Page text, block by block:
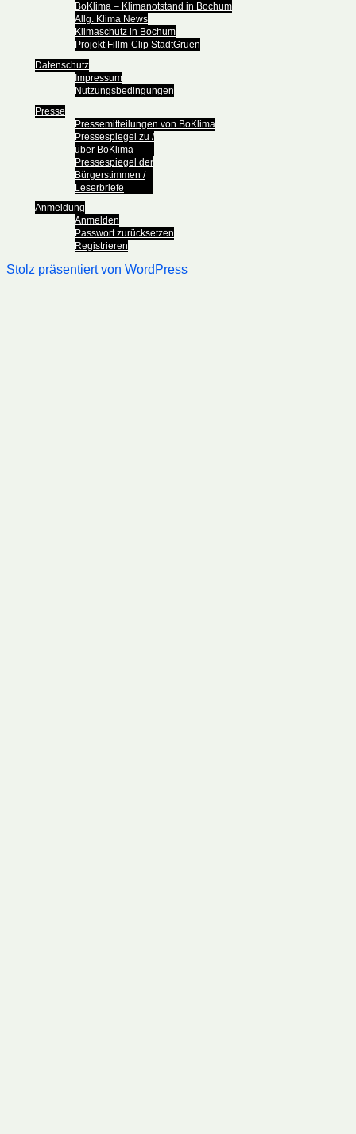
BoKlima – Klimanotstand in Bochum
Allg. Klima News
Klimaschutz in Bochum
Projekt Fillm-Clip StadtGruen
Datenschutz
Impressum
Nutzungsbedingungen
Presse
Pressemitteilungen von BoKlima
Pressespiegel zu /
über BoKlima
Pressespiegel der
Bürgerstimmen /
Leserbriefe
Anmeldung
Anmelden
Passwort zurücksetzen
Registrieren
Stolz präsentiert von WordPress